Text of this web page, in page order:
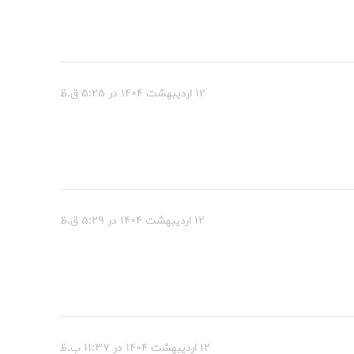
۱۲ اردیبهشت ۱۴۰۴ در ۵:۲۵ ق.ظ
۱۲ اردیبهشت ۱۴۰۴ در ۵:۲۹ ق.ظ
۱۲ اردیبهشت ۱۴۰۴ در ۱۱:۳۷ ب.ظ